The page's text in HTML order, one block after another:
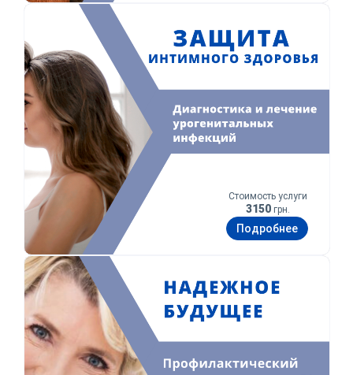
Защита интимного здоровья
Стоимость услуги
3150 грн.
Подробнее
Уверенное будущее